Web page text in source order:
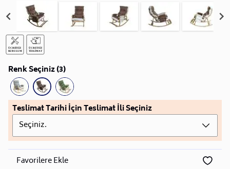
Renk Seçiniz (3)
Teslimat Tarihi İçin Teslimat İli Seçiniz
Seçiniz.
Favorilere Ekle